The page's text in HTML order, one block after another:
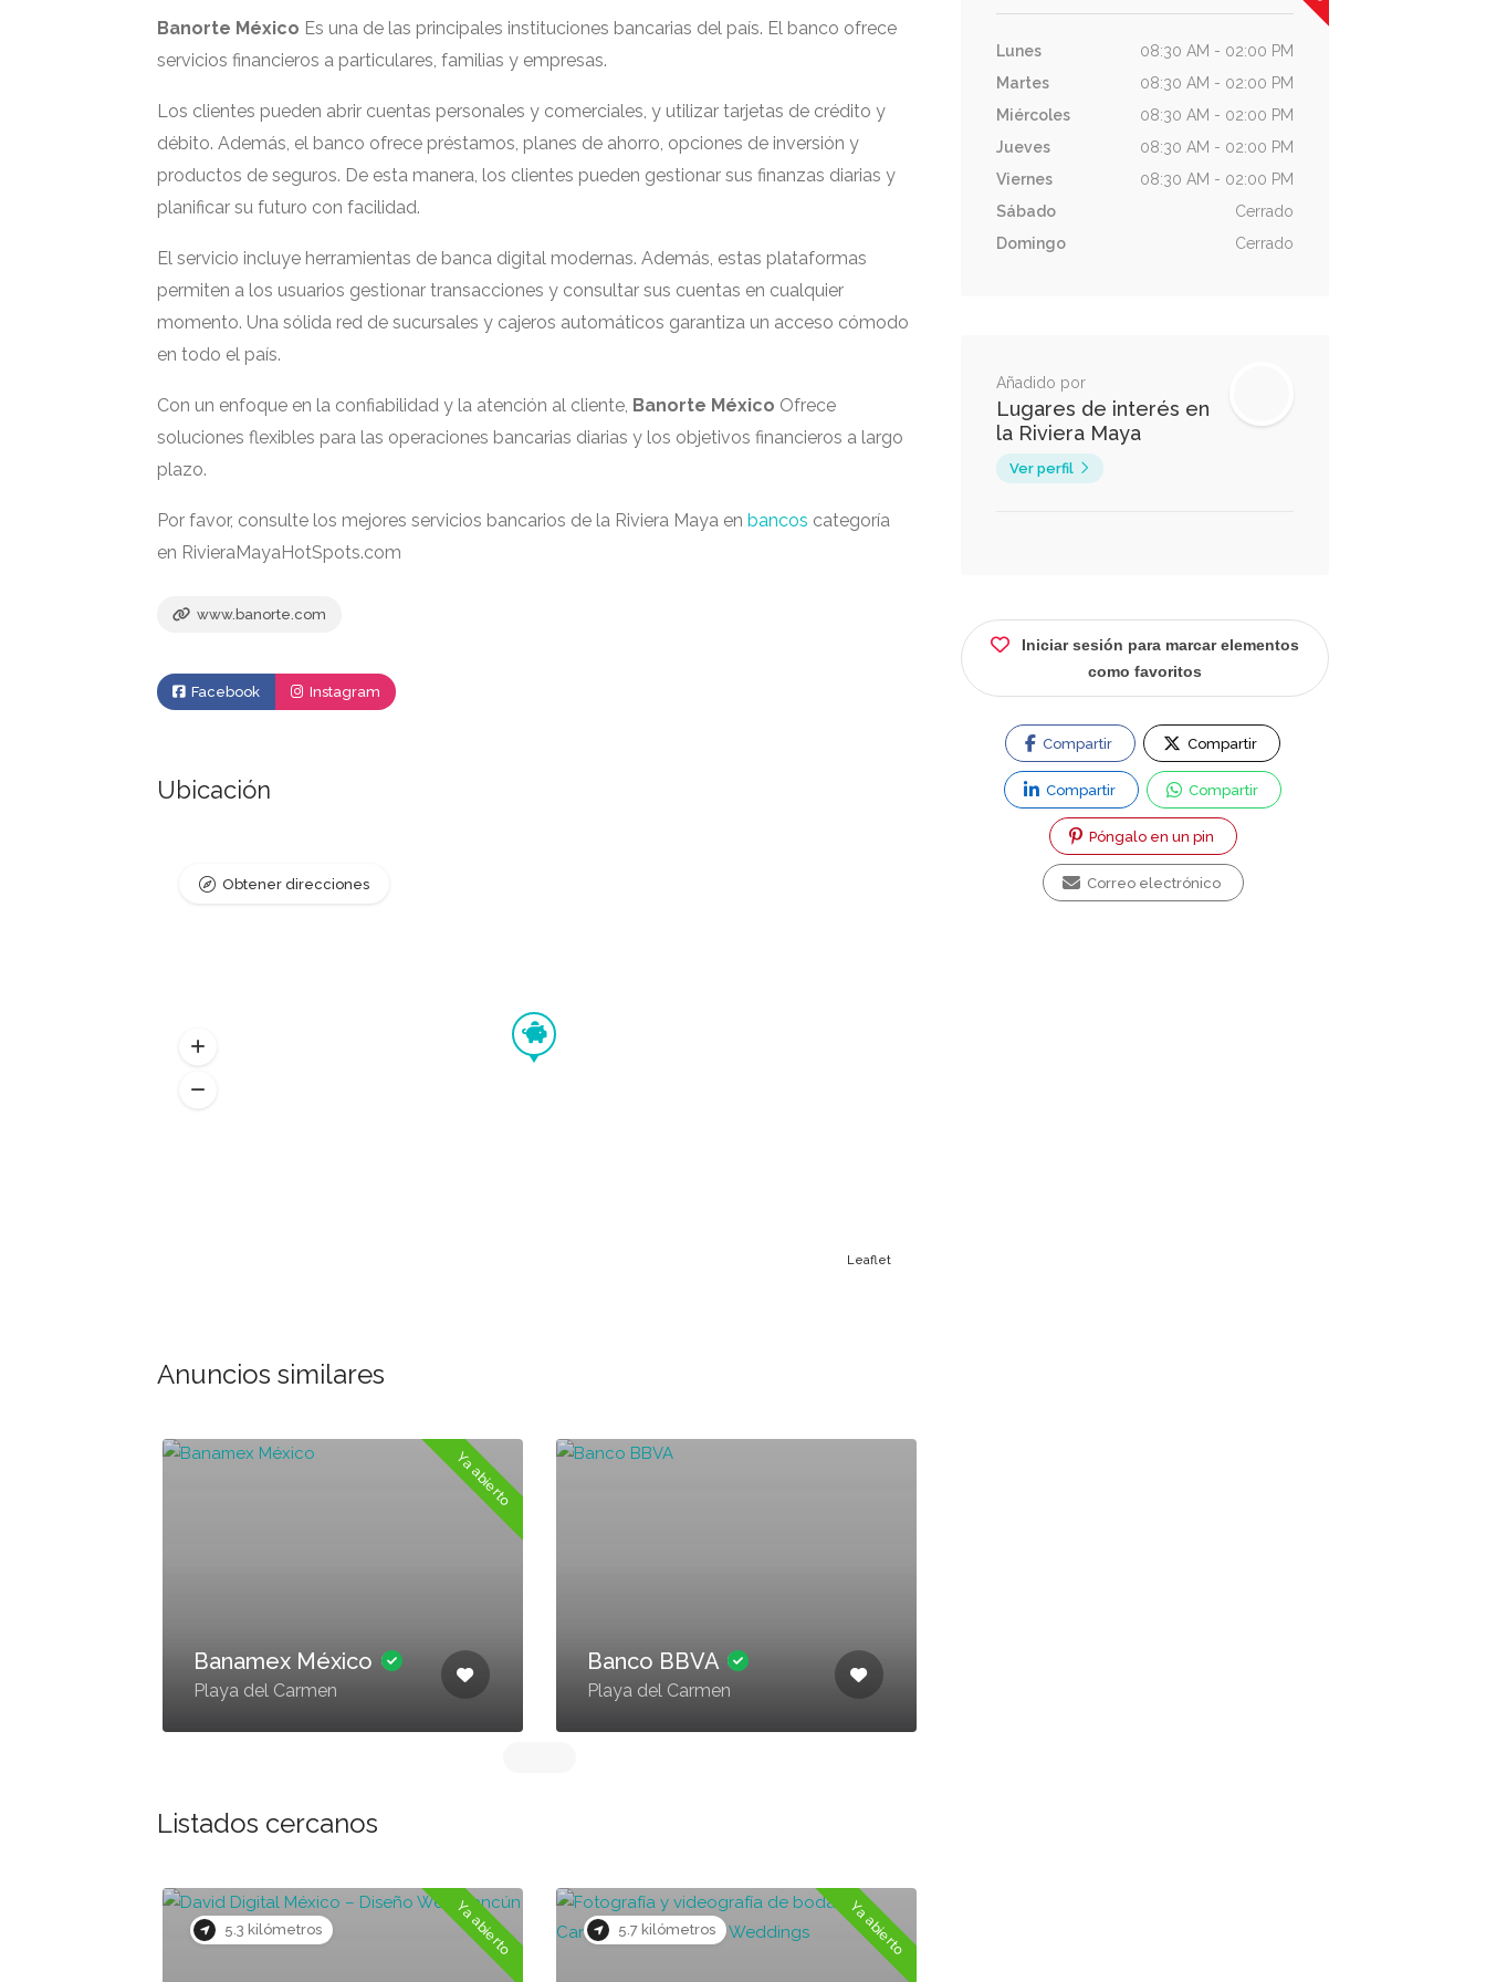
Banorte México Es una de las principales instituciones bancarias del país. El banco ofrece
servicios financieros a particulares, familias y empresas.
Los clientes pueden abrir cuentas personales y comerciales, y utilizar tarjetas de crédito y
débito. Además, el banco ofrece préstamos, planes de ahorro, opciones de inversión y
productos de seguros. De esta manera, los clientes pueden gestionar sus finanzas diarias y
planificar su futuro con facilidad.
El servicio incluye herramientas de banca digital modernas. Además, estas plataformas
permiten a los usuarios gestionar transacciones y consultar sus cuentas en cualquier
momento. Una sólida red de sucursales y cajeros automáticos garantiza un acceso cómodo
en todo el país.
Con un enfoque en la confiabilidad y la atención al cliente, Banorte México Ofrece
soluciones flexibles para las operaciones bancarias diarias y los objetivos financieros a largo
plazo.
Por favor, consulte los mejores servicios bancarios de la Riviera Maya en bancos categoría
en RivieraMayaHotSpots.com
www.banorte.com
Facebook Instagram
Ubicación
Leaflet
Obtener direcciones
Anuncios similares
Ya abierto
Banamex México
Playa del Carmen
Banco BBVA
Playa del Carmen
Listados cercanos
5.3 kilómetros Ya abierto 5.7 kilómetros Ya abierto
Lunes
08:30 AM - 02:00 PM
Martes
08:30 AM - 02:00 PM
Miércoles
08:30 AM - 02:00 PM
Jueves
08:30 AM - 02:00 PM
Viernes
08:30 AM - 02:00 PM
Sábado
Cerrado
Domingo
Cerrado
Añadido por
Lugares de interés en
la Riviera Maya
Ver perfil
Iniciar sesión para marcar elementos
como favoritos
Compartir Compartir
Compartir Compartir
Póngalo en un pin
Correo electrónico